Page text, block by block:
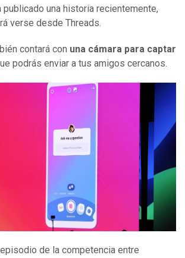
publicado una historia recientemente,
verse desde Threads.
contará con una cámara para captar
podrás enviar a tus amigos cercanos.
de la competencia entre